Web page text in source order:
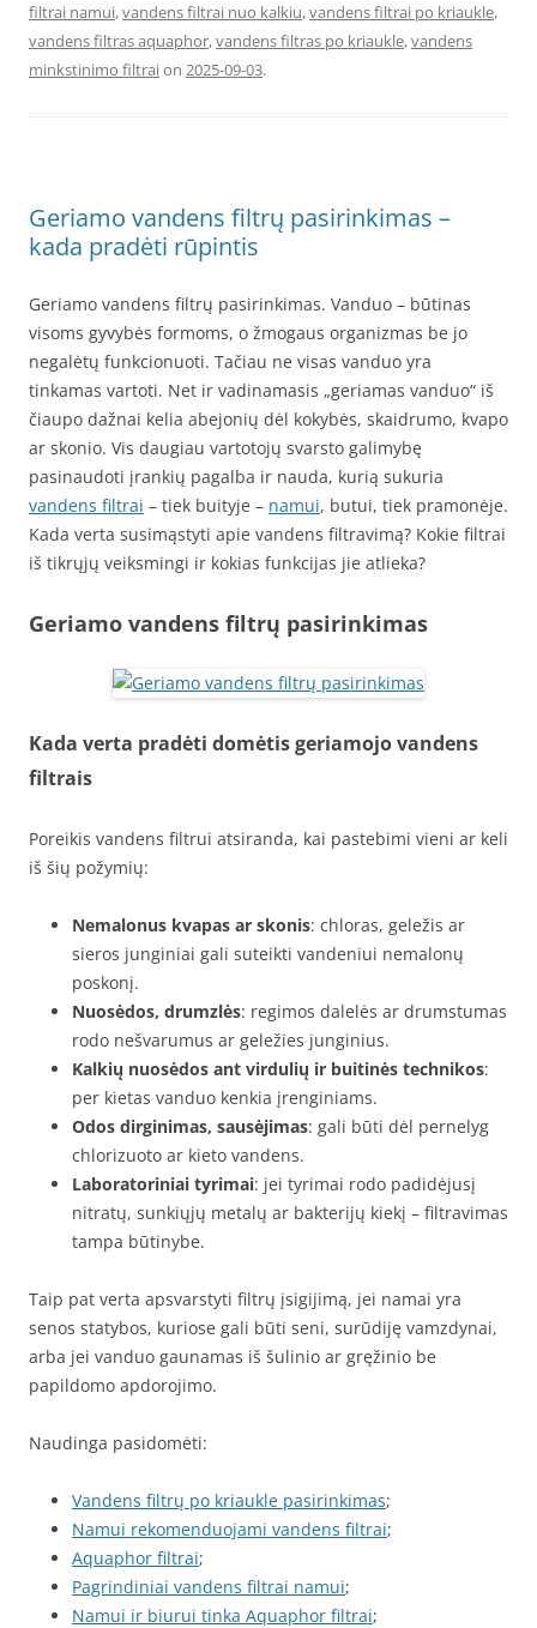
filtrai namui,vandens filtrai nuo kalkiu,vandens filtrai po kriaukle,
vandens filtras aquaphor,vandens filtras po kriaukle,vandens
minkstinimo filtraion 2025-09-03.
Geriamo vandens filtrų pasirinkimas –
kada pradėti rūpintis
Geriamo vandens filtrų pasirinkimas. Vanduo – būtinas
visoms gyvybės formoms, o žmogaus organizmas be jo
negalėtų funkcionuoti. Tačiau ne visas vanduo yra
tinkamas vartoti. Net ir vadinamasis „geriamas vanduo“ iš
čiaupo dažnai kelia abejonių dėl kokybės, skaidrumo, kvapo
ar skonio. Vis daugiau vartotojų svarsto galimybę
pasinaudoti įrankių pagalba ir nauda, kurią sukuria
vandens filtrai – tiek buityje – namui, butui, tiek pramonėje.
Kada verta susimąstyti apie vandens filtravimą? Kokie filtrai
iš tikrųjų veiksmingi ir kokias funkcijas jie atlieka?
Geriamo vandens filtrų pasirinkimas
Kada verta pradėti domėtis geriamojo vandens
filtrais
Poreikis vandens filtrui atsiranda, kai pastebimi vieni ar keli
iš šių požymių:
Nemalonus kvapas ar skonis: chloras, geležis ar
sieros junginiai gali suteikti vandeniui nemalonų
poskonį.
Nuosėdos, drumzlės: regimos dalelės ar drumstumas
rodo nešvarumus ar geležies junginius.
Kalkių nuosėdos ant virdulių ir buitinės technikos:
per kietas vanduo kenkia įrenginiams.
Odos dirginimas, sausėjimas: gali būti dėl pernelyg
chlorizuoto ar kieto vandens.
Laboratoriniai tyrimai: jei tyrimai rodo padidėjusį
nitratų, sunkiųjų metalų ar bakterijų kiekį – filtravimas
tampa būtinybe.
Taip pat verta apsvarstyti filtrų įsigijimą, jei namai yra
senos statybos, kuriose gali būti seni, surūdiję vamzdynai,
arba jei vanduo gaunamas iš šulinio ar gręžinio be
papildomo apdorojimo.
Naudinga pasidomėti:
Vandens filtrų po kriaukle pasirinkimas;
Namui rekomenduojami vandens filtrai;
Aquaphor filtrai;
Pagrindiniai vandens filtrai namui;
Namui ir biurui tinka Aquaphor filtrai;